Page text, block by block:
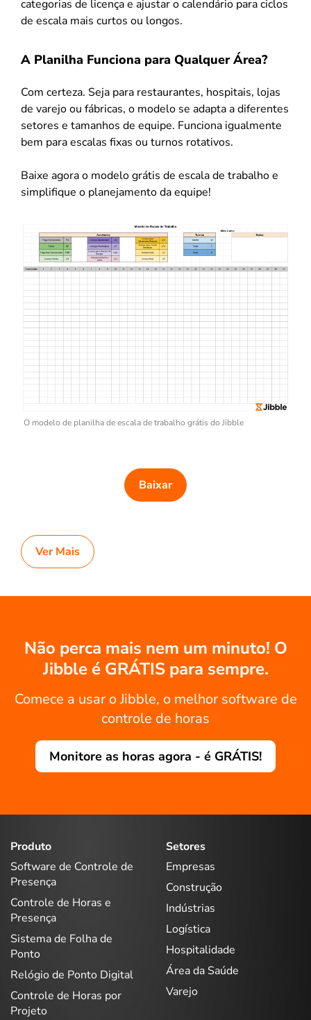
categorias de licença e ajustar o calendário para ciclos
de escala mais curtos ou longos.
A Planilha Funciona para Qualquer Área?
Com certeza. Seja para restaurantes, hospitais, lojas
de varejo ou fábricas, o modelo se adapta a diferentes
setores e tamanhos de equipe. Funciona igualmente
bem para escalas fixas ou turnos rotativos.
Baixe agora o modelo grátis de escala de trabalho e
simplifique o planejamento da equipe!
O modelo de planilha de escala de trabalho grátis do Jibble
Baixar
Ver Mais
Não perca mais nem um minuto! O
Jibble é GRÁTIS para sempre.
Comece a usar o Jibble, o melhor software de
controle de horas
Monitore as horas agora - é GRÁTIS!
Produto
Software de Controle de
Presença
Controle de Horas e
Presença
Sistema de Folha de
Ponto
Relógio de Ponto Digital
Controle de Horas por
Projeto
Setores
Empresas
Construção
Indústrias
Logística
Hospitalidade
Área da Saúde
Varejo